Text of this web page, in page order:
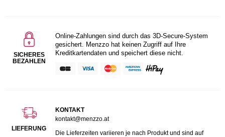
SICHERES
BEZAHLEN
Online-Zahlungen sind durch das 3D-Secure-System
gesichert. Menzzo hat keinen Zugriff auf Ihre
Kreditkartendaten und speichert diese nicht.
LIEFERUNG
KONTAKT
kontakt@menzzo.at
Die Lieferzeiten variieren je nach Produkt und sind auf